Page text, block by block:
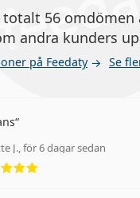
totalt 56 omdömen
andra kunders
på Feedaty Se
J., för 6 dagar sedan
Betyg 5 av 5